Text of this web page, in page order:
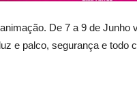
De 7 a 9 de Junho
e palco, segurança e todo